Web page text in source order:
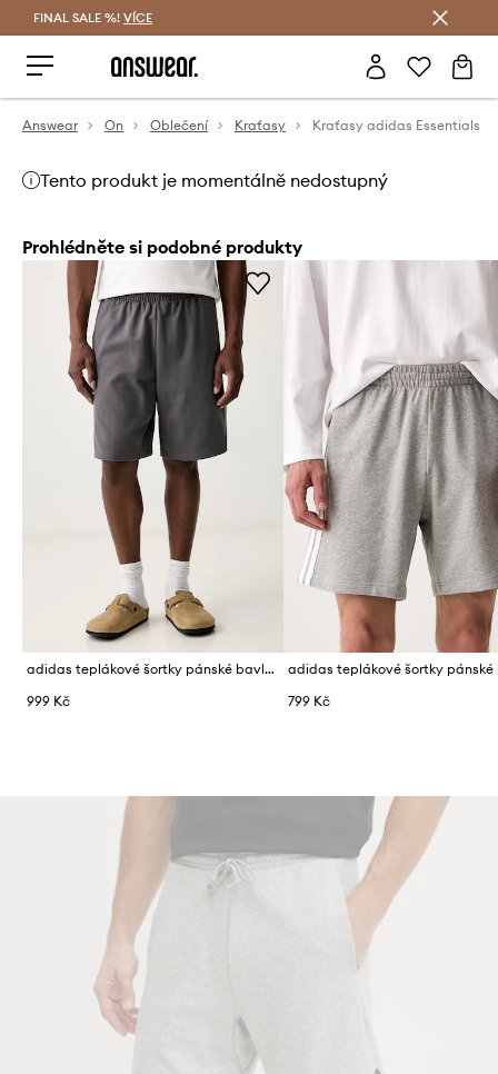
FINAL SALE %! VÍCE
Answear On Oblečení Kraťasy Kraťasy adidas Essentials
Tento produkt je momentálně nedostupný
Prohlédněte si podobné produkty
adidas teplákové šortky pánské bavlněné
999 Kč
799 Kč